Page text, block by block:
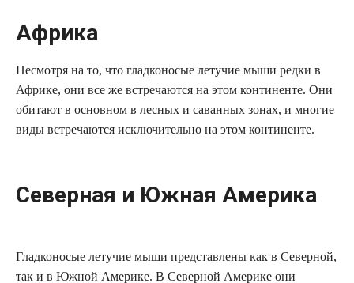
Африка
Несмотря на то, что гладконосые летучие мыши редки в
Африке, они все же встречаются на этом континенте. Они
обитают в основном в лесных и саванных зонах, и многие
виды встречаются исключительно на этом континенте.
Северная и Южная Америка
Гладконосые летучие мыши представлены как в Северной,
так и в Южной Америке. В Северной Америке они